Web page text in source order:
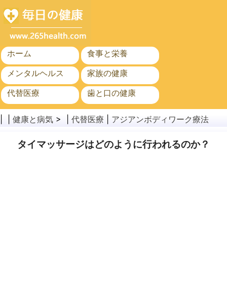
ホーム
食事と栄養
メンタルヘルス
家族の健康
代替医療
歯と口の健康
がん
公衆衛生
健康と病気 > | 代替医療 アジアンボディワーク療法
タイマッサージはどのように行われるのか？